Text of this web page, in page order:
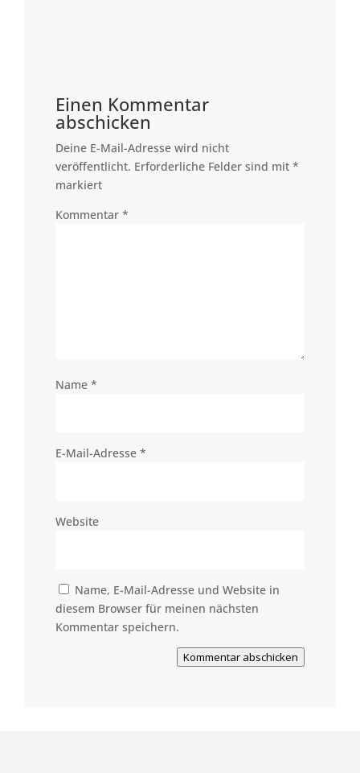
Einen Kommentar
abschicken
Deine E-Mail-Adresse wird nicht
veröffentlicht. Erforderliche Felder sind mit *
markiert
Kommentar *
Name *
E-Mail-Adresse *
Website
Name, E-Mail-Adresse und Website in
diesem Browser für meinen nächsten
Kommentar speichern.
Kommentar abschicken